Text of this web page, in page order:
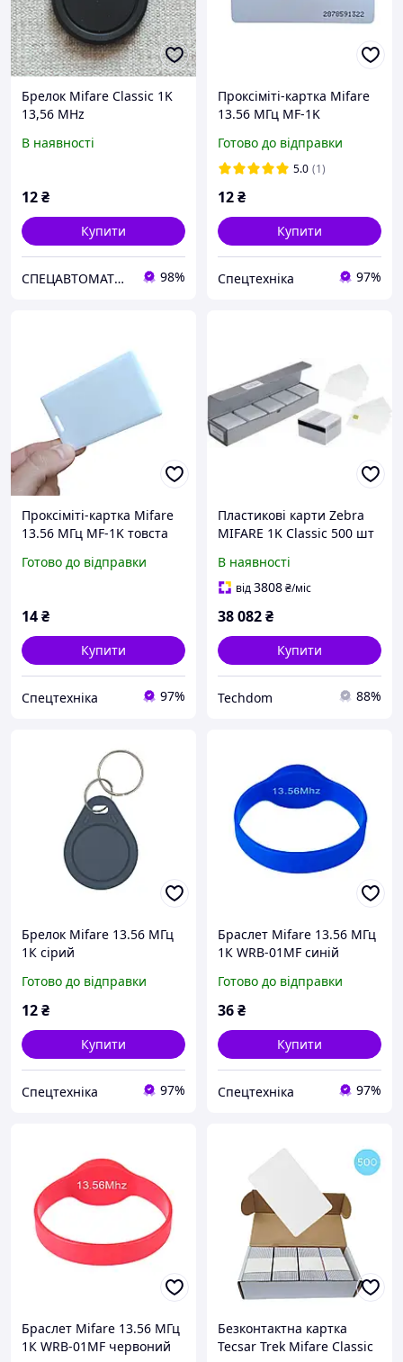
Брелок Mifare Classic 1K
13,56 MHz
В наявності
12₴
Купити
СПЕЦАВТОМАТИКА 98%
Проксіміті-картка Mifare
13.56 МГц MF-1K
Готово до відправки
5.0 (1)
12₴
Купити
Спецтехніка 97%
Проксіміті-картка Mifare
13.56 МГц MF-1K товста
Готово до відправки
14₴
Купити
Спецтехніка 97%
Пластикові карти Zebra
MIFARE 1K Classic 500 шт
В наявності
від3808₴/міс
38 082₴
Купити
Techdom 88%
Брелок Mifare 13.56 МГц
1К сірий
Готово до відправки
12₴
Купити
Спецтехніка 97%
Браслет Mifare 13.56 МГц
1К WRB-01MF синій
Готово до відправки
36₴
Купити
Спецтехніка 97%
Браслет Mifare 13.56 МГц
1К WRB-01MF червоний
Безконтактна картка
Tecsar Trek Mifare Classic